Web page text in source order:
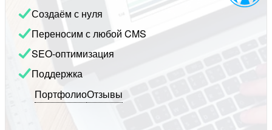
Создаём с нуля
Переносим с любой CMS
SEO-оптимизация
Поддержка
ПортфолиоОтзывы